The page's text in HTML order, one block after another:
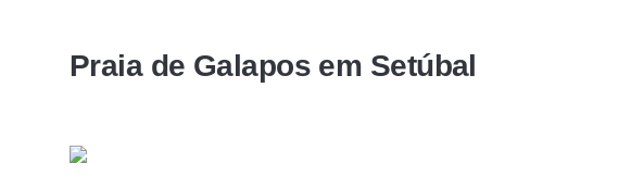
Praia de Galapos em Setúbal